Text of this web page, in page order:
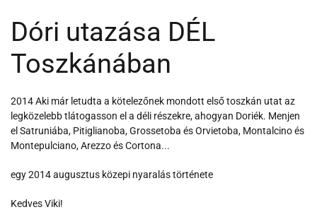
Dóri utazása DÉL
Toszkánában
2014 Aki már letudta a kötelezőnek mondott első toszkán utat az
legközelebb tlátogasson el a déli részekre, ahogyan Doriék. Menjen
el Satruniába, Pitiglianoba, Grossetoba és Orvietoba, Montalcino és
Montepulciano, Arezzo és Cortona...
egy 2014 augusztus közepi nyaralás története
Kedves Viki!